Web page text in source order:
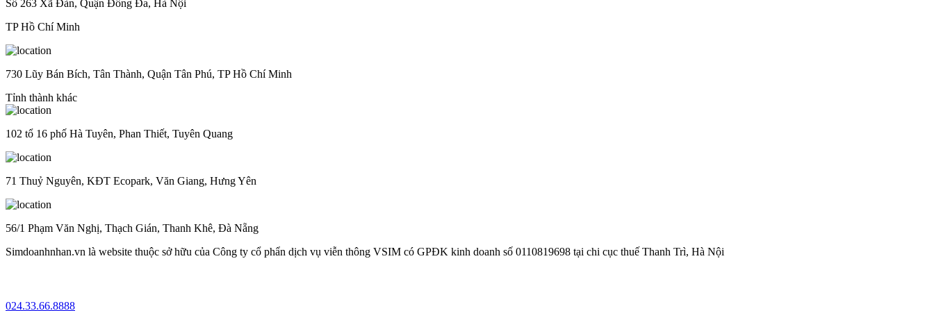
Số 263 Xã Đàn, Quận Đống Đa, Hà Nội
TP Hồ Chí Minh
730 Lũy Bán Bích, Tân Thành, Quận Tân Phú, TP Hồ Chí Minh
Tỉnh thành khác
102 tổ 16 phố Hà Tuyên, Phan Thiết, Tuyên Quang
71 Thuỷ Nguyên, KĐT Ecopark, Văn Giang, Hưng Yên
56/1 Phạm Văn Nghị, Thạch Gián, Thanh Khê, Đà Nẵng
Simdoanhnhan.vn là website thuộc sở hữu của Công ty cổ phẩn dịch vụ viễn thông VSIM có GPĐK kinh doanh số 0110819698 tại chi cục thuế Thanh Trì, Hà Nội
024.33.66.8888